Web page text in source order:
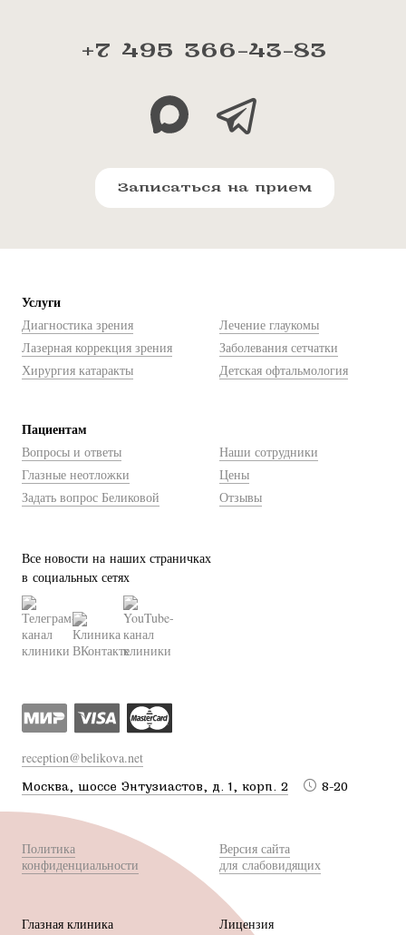
+7 495 366-43-83
Записаться на прием
Услуги
Диагностика зрения
Лазерная коррекция зрения
Хирургия катаракты
Лечение глаукомы
Заболевания сетчатки
Детская офтальмология
Пациентам
Вопросы и ответы
Глазные неотложки
Задать вопрос Беликовой
Наши сотрудники
Цены
Отзывы
Все новости на наших страничках
в социальных сетях
reception@belikova.net
Москва, шоссе Энтузиастов, д. 1, корп. 2 8-20
Политика
конфиденциальности
Версия сайта
для слабовидящих
Глазная клиника
Лицензия